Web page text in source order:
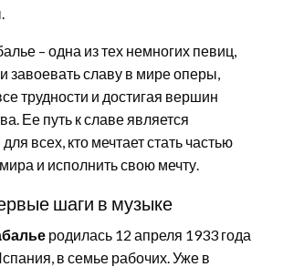
– одна из тех немногих певиц,
завоевать славу в мире оперы,
трудности и достигая вершин
Ее путь к славе является
всех, кто мечтает стать частью
и исполнить свою мечту.
шаги в музыке
родилась 12 апреля 1933 года
в семье рабочих. Уже в